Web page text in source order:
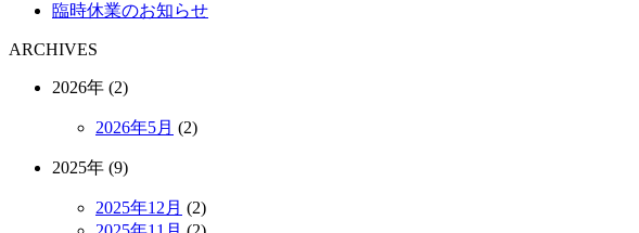
臨時休業のお知らせ
ARCHIVES
2026年 (2)
2026年5月 (2)
2025年 (9)
2025年12月 (2)